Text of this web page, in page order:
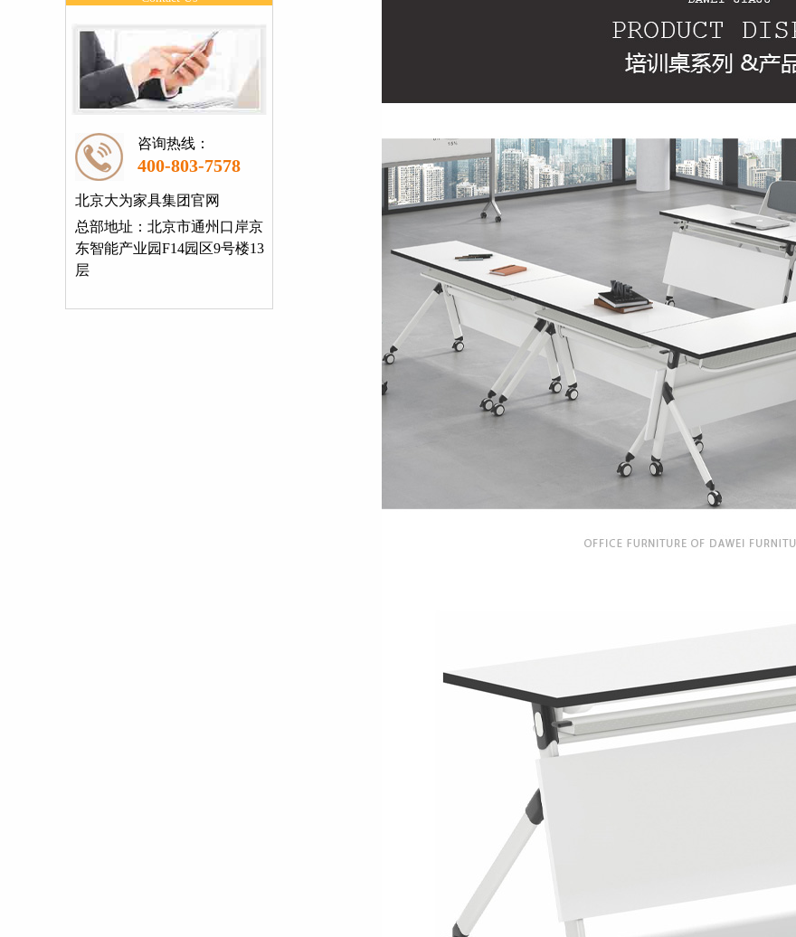
咨询热线：
400-803-7578
北京大为家具集团官网
总部地址：北京市通州口岸京
东智能产业园F14园区9号楼13
层